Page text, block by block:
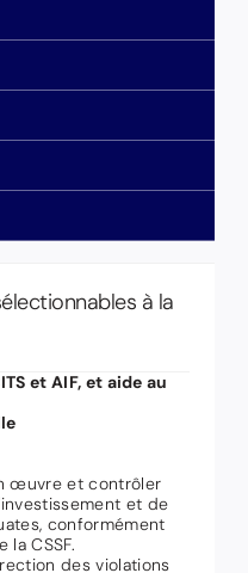
à la
et AIF, et aide au
œuvre et contrôler
et de
conformément
la CSSF.
des violations